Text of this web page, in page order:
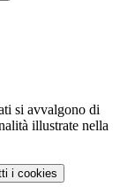
si avvalgono di
illustrate nella
i cookies